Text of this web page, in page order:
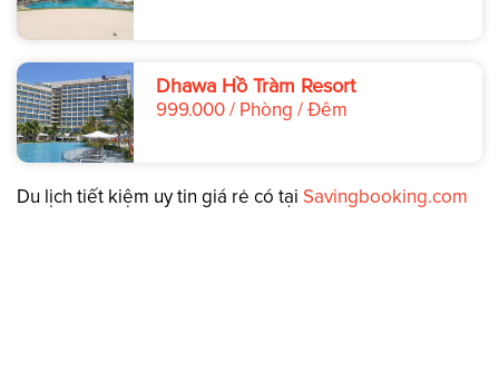
Dhawa Hồ Tràm Resort
999.000 / Phòng / Đêm
Du lịch tiết kiệm uy tin giá rẻ có tại Savingbooking.com